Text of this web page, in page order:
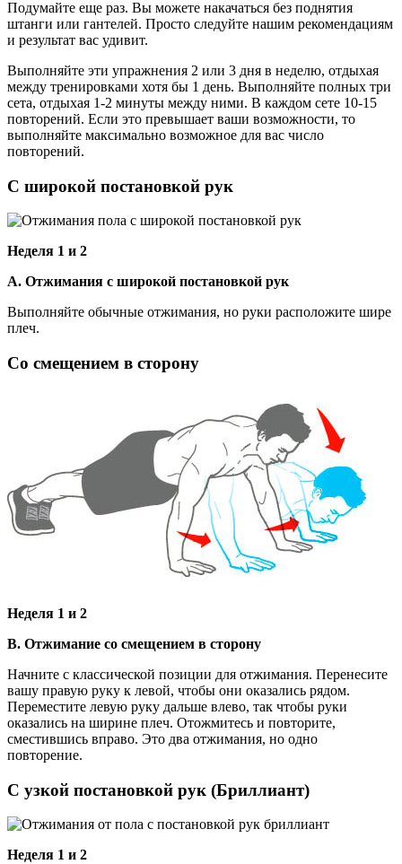
Подумайте еще раз. Вы можете накачаться без поднятия
штанги или гантелей. Просто следуйте нашим рекомендациям
и результат вас удивит.
Выполняйте эти упражнения 2 или 3 дня в неделю, отдыхая
между тренировками хотя бы 1 день. Выполняйте полных три
сета, отдыхая 1-2 минуты между ними. В каждом сете 10-15
повторений. Если это превышает ваши возможности, то
выполняйте максимально возможное для вас число
повторений.
С широкой постановкой рук
Неделя 1 и 2
А. Отжимания с широкой постановкой рук
Выполняйте обычные отжимания, но руки расположите шире
плеч.
Со смещением в сторону
Неделя 1 и 2
В. Отжимание со смещением в сторону
Начните с классической позиции для отжимания. Перенесите
вашу правую руку к левой, чтобы они оказались рядом.
Переместите левую руку дальше влево, так чтобы руки
оказались на ширине плеч. Отожмитесь и повторите,
сместившись вправо. Это два отжимания, но одно
повторение.
С узкой постановкой рук (Бриллиант)
Неделя 1 и 2